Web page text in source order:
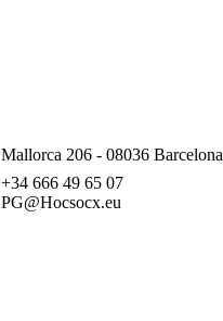
Mallorca 206 - 08036 Barcelona
+34 666 49 65 07
PG@Hocsocx.eu